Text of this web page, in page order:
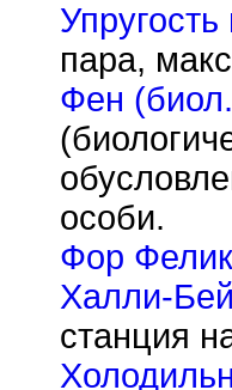
пара,
Фен
особи.
Фор
Халли-Бей
станция